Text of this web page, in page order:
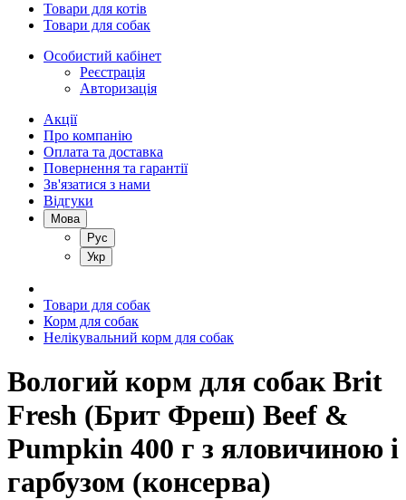
Товари для котів
Товари для собак
Особистий кабінет
Реєстрація
Авторизація
Акції
Про компанію
Оплата та доставка
Повернення та гарантії
Зв'язатися з нами
Відгуки
Мова
Рус
Укр
Товари для собак
Корм для собак
Нелікувальний корм для собак
Вологий корм для собак Brit
Fresh (Брит Фреш) Beef &
Pumpkin 400 г з яловичиною і
гарбузом (консерва)